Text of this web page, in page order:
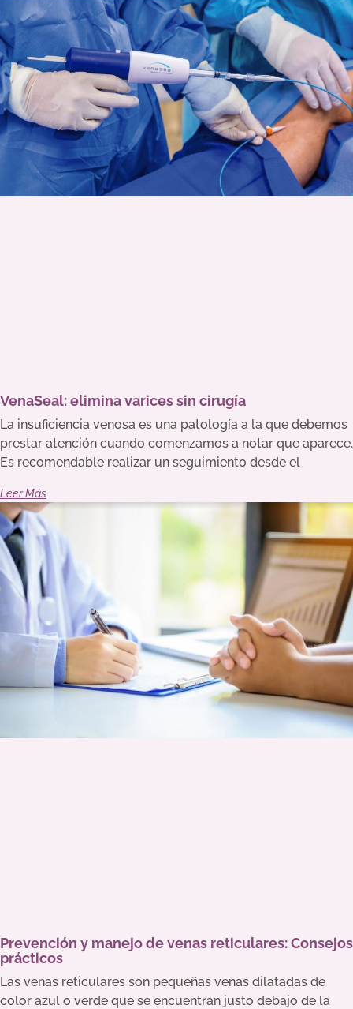
VenaSeal: elimina varices sin cirugía
La insuficiencia venosa es una patología a la que debemos
prestar atención cuando comenzamos a notar que aparece.
Es recomendable realizar un seguimiento desde el
Leer Más
Prevención y manejo de venas reticulares: Consejos
prácticos
Las venas reticulares son pequeñas venas dilatadas de
color azul o verde que se encuentran justo debajo de la